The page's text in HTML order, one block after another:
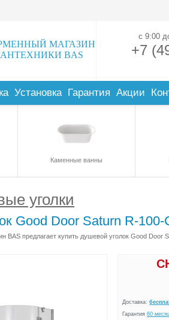
МАГАЗИН
BAS
+7
с 9:00
Установка Гарантия Акции
Каменные ванны
уголки
Good Door Saturn R-100-
BAS предлагает купить душевой уголок Good
Доставка:
Гарантия 60